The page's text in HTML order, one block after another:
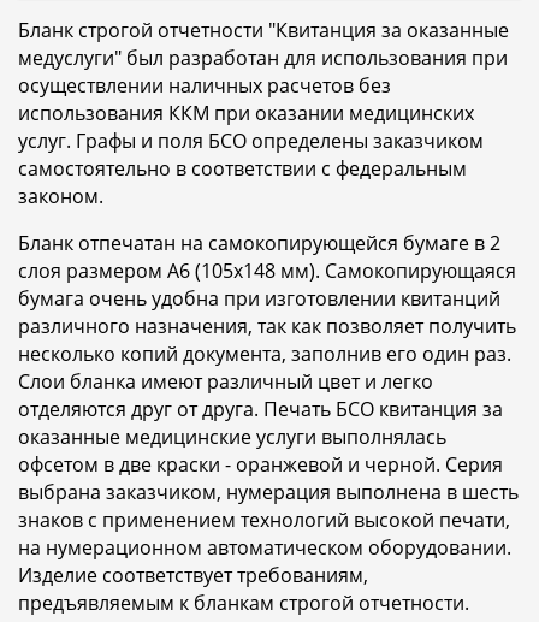
Бланк строгой отчетности "Квитанция за оказанные
медуслуги" был разработан для использования при
осуществлении наличных расчетов без
использования ККМ при оказании медицинских
услуг. Графы и поля БСО определены заказчиком
самостоятельно в соответствии с федеральным
законом.
Бланк отпечатан на самокопирующейся бумаге в 2
слоя размером A6 (105x148 мм). Самокопирующаяся
бумага очень удобна при изготовлении квитанций
различного назначения, так как позволяет получить
несколько копий документа, заполнив его один раз.
Слои бланка имеют различный цвет и легко
отделяются друг от друга. Печать БСО квитанция за
оказанные медицинские услуги выполнялась
офсетом в две краски - оранжевой и черной. Серия
выбрана заказчиком, нумерация выполнена в шесть
знаков с применением технологий высокой печати,
на нумерационном автоматическом оборудовании.
Изделие соответствует требованиям,
предъявляемым к бланкам строгой отчетности.